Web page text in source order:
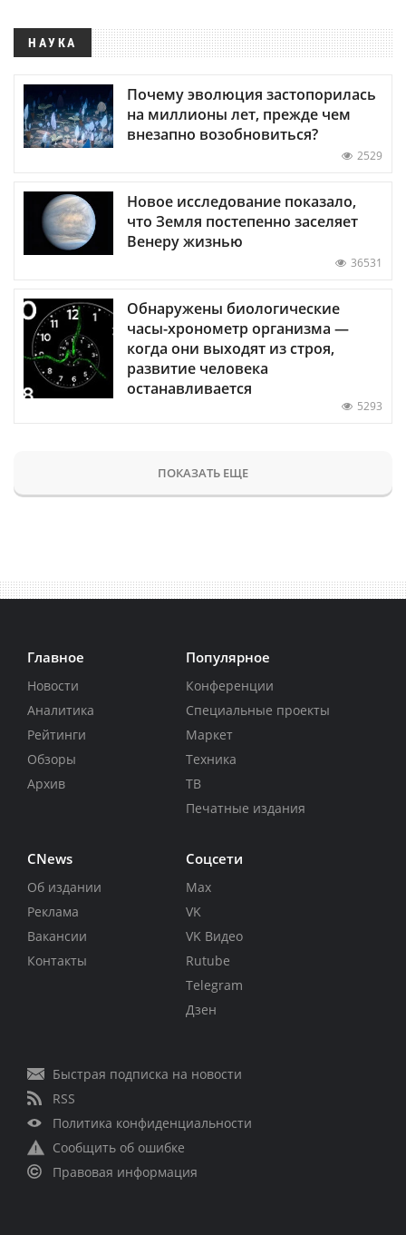
НАУКА
Почему эволюция застопорилась
на миллионы лет, прежде чем
внезапно возобновиться?
2529
Новое исследование показало,
что Земля постепенно заселяет
Венеру жизнью
36531
Обнаружены биологические
часы-хронометр организма —
когда они выходят из строя,
развитие человека
останавливается
5293
ПОКАЗАТЬ ЕЩЕ
Главное
Новости
Аналитика
Рейтинги
Обзоры
Архив
Популярное
Конференции
Специальные проекты
Маркет
Техника
ТВ
Печатные издания
CNews
Об издании
Реклама
Вакансии
Контакты
Соцсети
Max
VK
VK Видео
Rutube
Telegram
Дзен
Быстрая подписка на новости
RSS
Политика конфиденциальности
Сообщить об ошибке
Правовая информация